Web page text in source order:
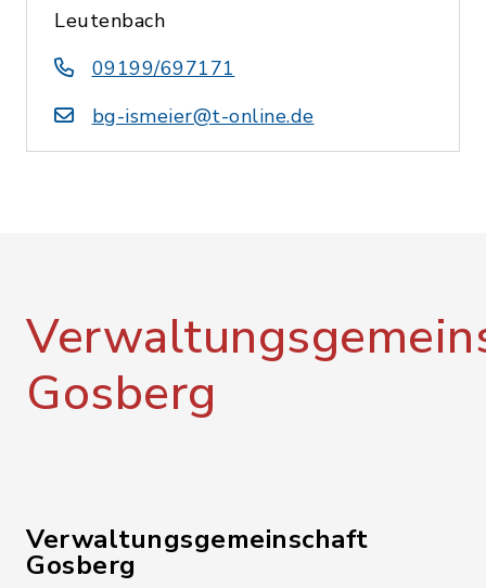
Leutenbach
09199/697171
bg-ismeier@t-online.de
Gosberg
Verwaltungsgemeinschaft
Gosberg